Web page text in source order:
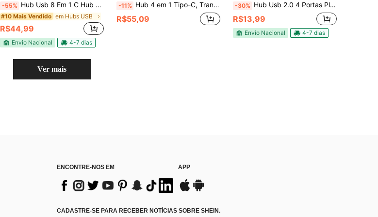
-55% Hub Usb 8 Em 1 C Hub 4K PD HD MI 4K 100W Energia
#10 Mais Vendido em Hubs USB
R$44,99
Envio Nacional 4-7 dias
-11% Hub 4 em 1 Tipo-C, Transferência de Alta Velocidade USB3.0, 4K HD, Carregamento Rápido PD 100W, Amplamente Compatível
R$55,09
-30% Hub Usb 2.0 4 Portas Plug And Play Hi-speed
R$13,99
Envio Nacional 4-7 dias
Ver mais
ENCONTRE-NOS EM APP
CADASTRE-SE PARA RECEBER NOTÍCIAS SOBRE SHEIN.